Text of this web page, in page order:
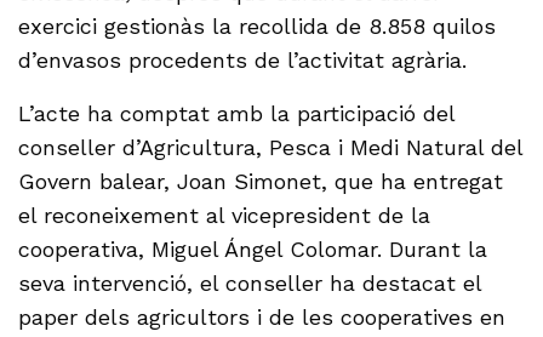
exercici gestionàs la recollida de 8.858 quilos
d’envasos procedents de l’activitat agrària.
L’acte ha comptat amb la participació del
conseller d’Agricultura, Pesca i Medi Natural del
Govern balear, Joan Simonet, que ha entregat
el reconeixement al vicepresident de la
cooperativa, Miguel Ángel Colomar. Durant la
seva intervenció, el conseller ha destacat el
paper dels agricultors i de les cooperatives en